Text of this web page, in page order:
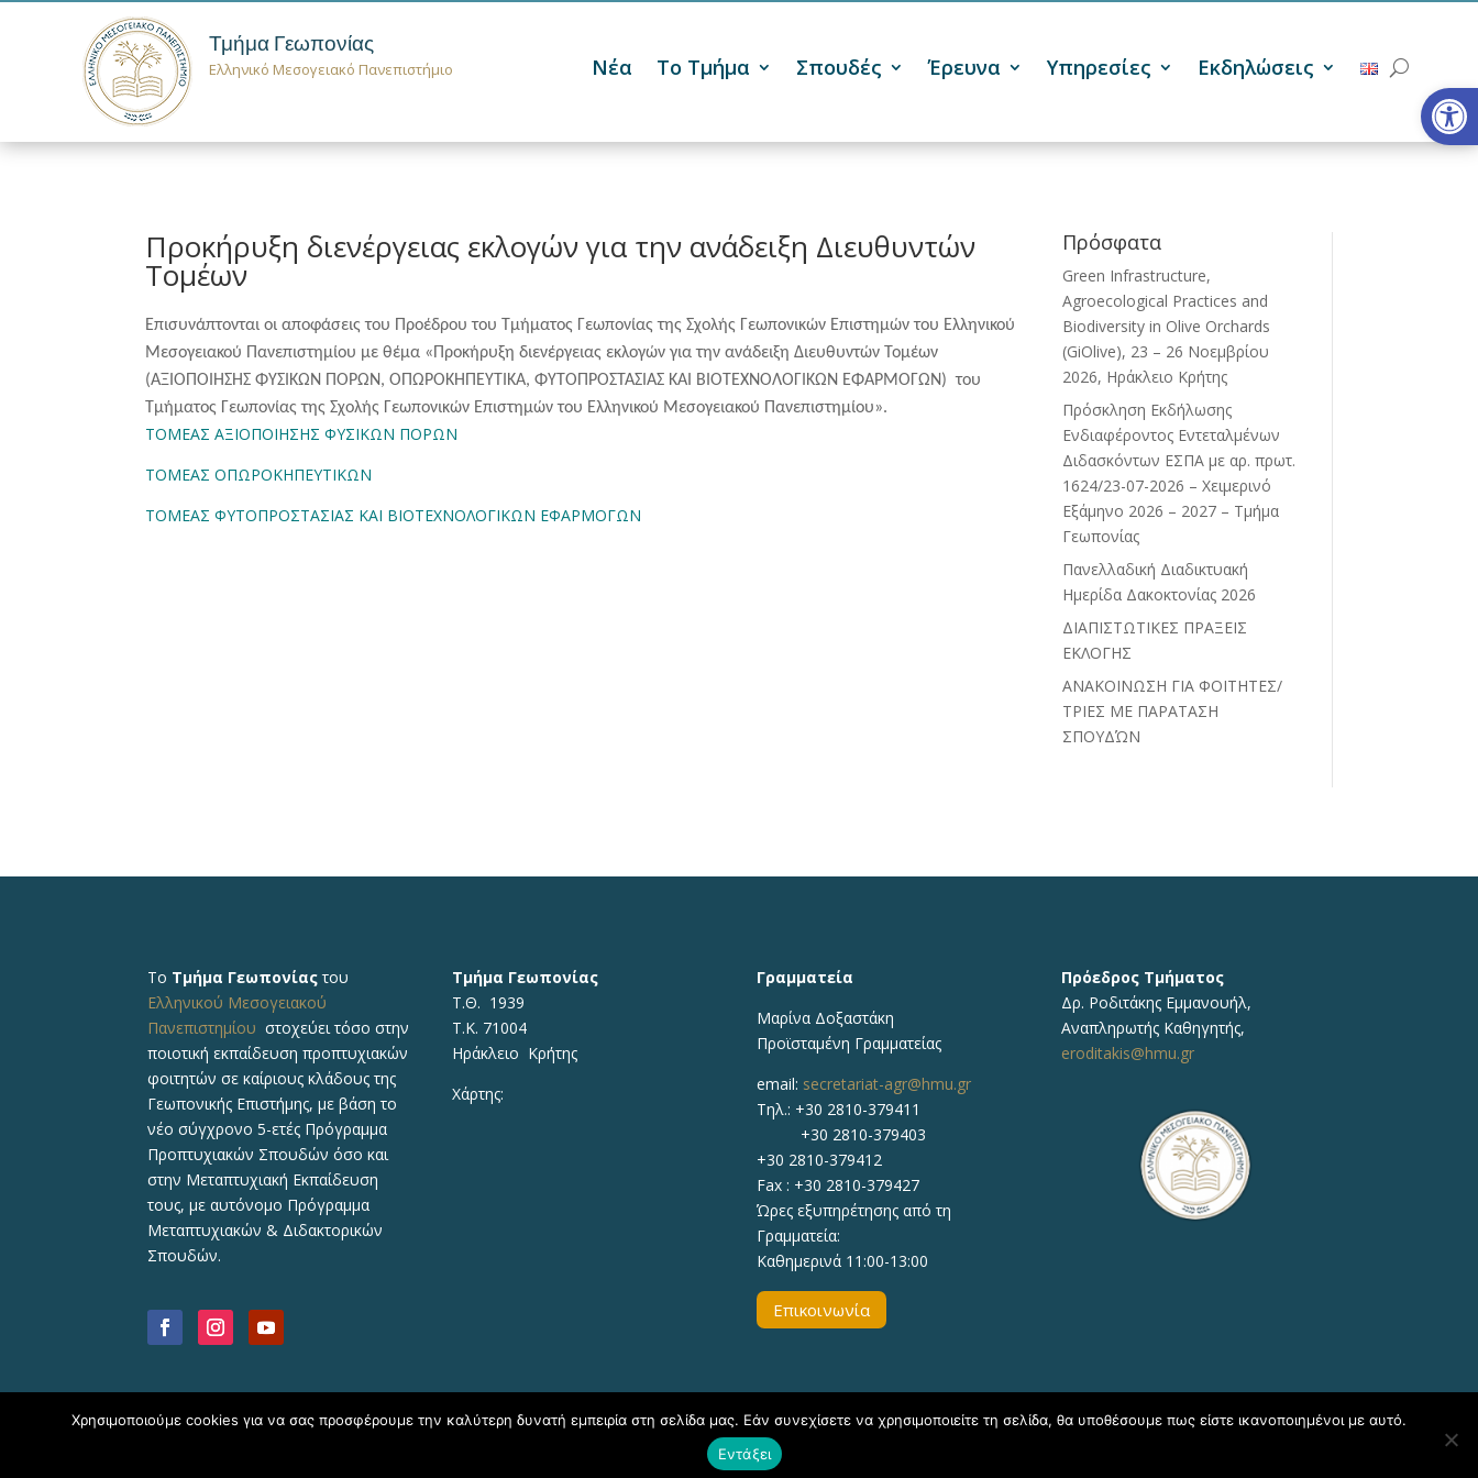
Τμήμα Γεωπονίας
Ελληνικό Μεσογειακό Πανεπιστήμιο Νέα Το Τμήμα Σπουδές Έρευνα Υπηρεσίες Εκδηλώσεις
Προκήρυξη διενέργειας εκλογών για την ανάδειξη Διευθυντών
Τομέων
Επισυνάπτονται οι αποφάσεις του Προέδρου του Τμήματος Γεωπονίας της Σχολής Γεωπονικών Επιστημών του Ελληνικού
Μεσογειακού Πανεπιστημίου με θέμα «Προκήρυξη διενέργειας εκλογών για την ανάδειξη Διευθυντών Τομέων
(ΑΞΙΟΠΟΙΗΣΗΣ ΦΥΣΙΚΩΝ ΠΟΡΩΝ, ΟΠΩΡΟΚΗΠΕΥΤΙΚΑ, ΦΥΤΟΠΡΟΣΤΑΣΙΑΣ ΚΑΙ ΒΙΟΤΕΧΝΟΛΟΓΙΚΩΝ ΕΦΑΡΜΟΓΩΝ) του
Τμήματος Γεωπονίας της Σχολής Γεωπονικών Επιστημών του Ελληνικού Μεσογειακού Πανεπιστημίου».
ΤΟΜΕΑΣ ΑΞΙΟΠΟΙΗΣΗΣ ΦΥΣΙΚΩΝ ΠΟΡΩΝ
ΤΟΜΕΑΣ ΟΠΩΡΟΚΗΠΕΥΤΙΚΩΝ
ΤΟΜΕΑΣ ΦΥΤΟΠΡΟΣΤΑΣΙΑΣ ΚΑΙ ΒΙΟΤΕΧΝΟΛΟΓΙΚΩΝ ΕΦΑΡΜΟΓΩΝ
Πρόσφατα
Green Infrastructure,
Agroecological Practices and
Biodiversity in Olive Orchards
(GiOlive), 23 – 26 Νοεμβρίου
2026, Ηράκλειο Κρήτης
Πρόσκληση Εκδήλωσης
Ενδιαφέροντος Εντεταλμένων
Διδασκόντων ΕΣΠΑ με αρ. πρωτ.
1624/23-07-2026 – Χειμερινό
Εξάμηνο 2026 – 2027 – Τμήμα
Γεωπονίας
Πανελλαδική Διαδικτυακή
Ημερίδα Δακοκτονίας 2026
ΔΙΑΠΙΣΤΩΤΙΚΕΣ ΠΡΑΞΕΙΣ
ΕΚΛΟΓΗΣ
ΑΝΑΚΟΙΝΩΣΗ ΓΙΑ ΦΟΙΤΗΤΕΣ/
ΤΡΙΕΣ ΜΕ ΠΑΡΑΤΑΣΗ
ΣΠΟΥΔΏΝ
Το Τμήμα Γεωπονίαςτου
Ελληνικού Μεσογειακού
Πανεπιστημίου στοχεύει τόσο στην
ποιοτική εκπαίδευση προπτυχιακών
φοιτητών σε καίριους κλάδους της
Γεωπονικής Επιστήμης, με βάση το
νέο σύγχρονο 5-ετές Πρόγραμμα
Προπτυχιακών Σπουδών όσο και
στην Μεταπτυχιακή Εκπαίδευση
τους, με αυτόνομο Πρόγραμμα
Μεταπτυχιακών & Διδακτορικών
Σπουδών.
Τμήμα Γεωπονίας
Τ.Θ. 1939
Τ.Κ. 71004
Ηράκλειο Κρήτης
Χάρτης:
Γραμματεία
Μαρίνα Δοξαστάκη
Προϊσταμένη Γραμματείας
email: secretariat-agr@hmu.gr
Τηλ.: +30 2810-379411
+30 2810-379403
+30 2810-379412
Fax : +30 2810-379427
Ώρες εξυπηρέτησης από τη
Γραμματεία:
Καθημερινά 11:00-13:00
Επικοινωνία
Πρόεδρος Τμήματος
Δρ. Ροδιτάκης Εμμανουήλ,
Αναπληρωτής Καθηγητής,
eroditakis@hmu.gr
Copyright © 2020, ΕΛΜΕΠΑ Τμήμα Υποστήριξης Εκπαιδευτικών Διαδικασιών - Δ/νση Πληροφορικής
Χρησιμοποιούμε cookies για να σας προσφέρουμε την καλύτερη δυνατή εμπειρία στη σελίδα μας. Εάν συνεχίσετε να χρησιμοποιείτε τη σελίδα, θα υποθέσουμε πως είστε ικανοποιημένοι με αυτό.
Εντάξει